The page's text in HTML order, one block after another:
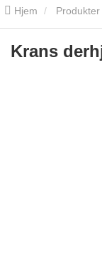
Hjem Produkter
Krans derhjemme
Krans